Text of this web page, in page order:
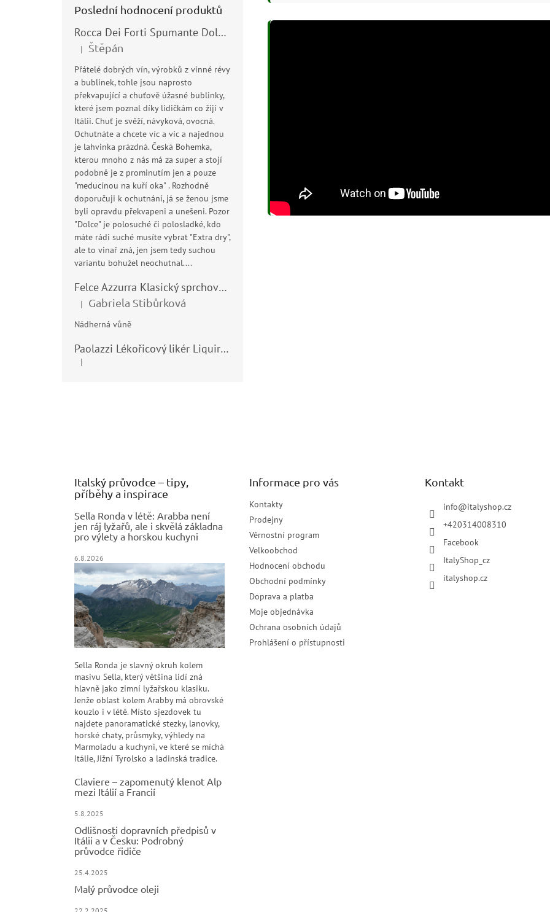
Poslední hodnocení produktů
Rocca Dei Forti Spumante Dolce 11,5% 0,75l
Hodnocení produktu je 5 z 5 hvězdiček.
| Štěpán
Přátelé dobrých vín, výrobků z vinné révy
a bublinek, tohle jsou naprosto
překvapující a chuťově úžasné bublinky,
které jsem poznal díky lidičkám co žijí v
Itálii. Chuť je svěží, návyková, ovocná.
Ochutnáte a chcete víc a víc a najednou
je lahvinka prázdná. Česká Bohemka,
kterou mnoho z nás má za super a stojí
podobně je z prominutím jen a pouze
"meducínou na kuří oka" . Rozhodně
doporučuji k ochutnání, já se ženou jsme
byli opravdu překvapeni a unešeni. Pozor
"Dolce" je polosuché či polosladké, kdo
máte rádi suché musíte vybrat "Extra dry",
ale to vinař zná, jen jsem tedy suchou
variantu bohužel neochutnal....
Felce Azzurra Klasický sprchový gel - doccia gel 400ml
Hodnocení produktu je 5 z 5 hvězdiček.
| Gabriela Stibůrková
Nádherná vůně
Paolazzi Lékořicový likér Liquirizia 24% 0,7L
Hodnocení produktu je 5 z 5 hvězdiček.
|
Italský průvodce – tipy,
příběhy a inspirace
Sella Ronda v létě: Arabba není
jen ráj lyžařů, ale i skvělá základna
pro výlety a horskou kuchyni
6.8.2026
Sella Ronda je slavný okruh kolem
masivu Sella, který většina lidí zná
hlavně jako zimní lyžařskou klasiku.
Jenže oblast kolem Arabby má obrovské
kouzlo i v létě. Místo sjezdovek tu
najdete panoramatické stezky, lanovky,
horské chaty, průsmyky, výhledy na
Marmoladu a kuchyni, ve které se míchá
Itálie, Jižní Tyrolsko a ladinská tradice.
Claviere – zapomenutý klenot Alp
mezi Itálií a Francií
5.8.2025
Odlišnosti dopravních předpisů v
Itálii a v Česku: Podrobný
průvodce řidiče
25.4.2025
Malý průvodce oleji
Informace pro vás
Kontakty
Prodejny
Věrnostní program
Velkoobchod
Hodnocení obchodu
Obchodní podmínky
Doprava a platba
Moje objednávka
Ochrana osobních údajů
Prohlášení o přístupnosti
Kontakt
info@italyshop.cz
+420314008310
Facebook
ItalyShop_cz
italyshop.cz